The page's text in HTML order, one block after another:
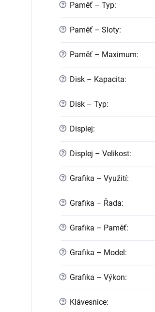
? Paměť – Typ:
? Paměť – Sloty:
? Paměť – Maximum:
? Disk – Kapacita:
? Disk – Typ:
? Displej:
? Displej – Velikost:
? Grafika – Využití:
? Grafika – Řada:
? Grafika – Paměť:
? Grafika – Model:
? Grafika – Výkon:
? Klávesnice: